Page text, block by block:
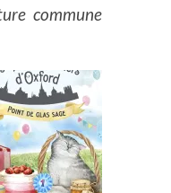
commune